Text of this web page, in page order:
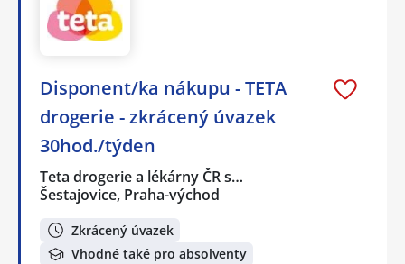
Disponent/ka nákupu - TETA
drogerie - zkrácený úvazek
30hod./týden
Teta drogerie a lékárny ČR s…
Šestajovice, Praha-východ
Zkrácený úvazek
Vhodné také pro absolventy